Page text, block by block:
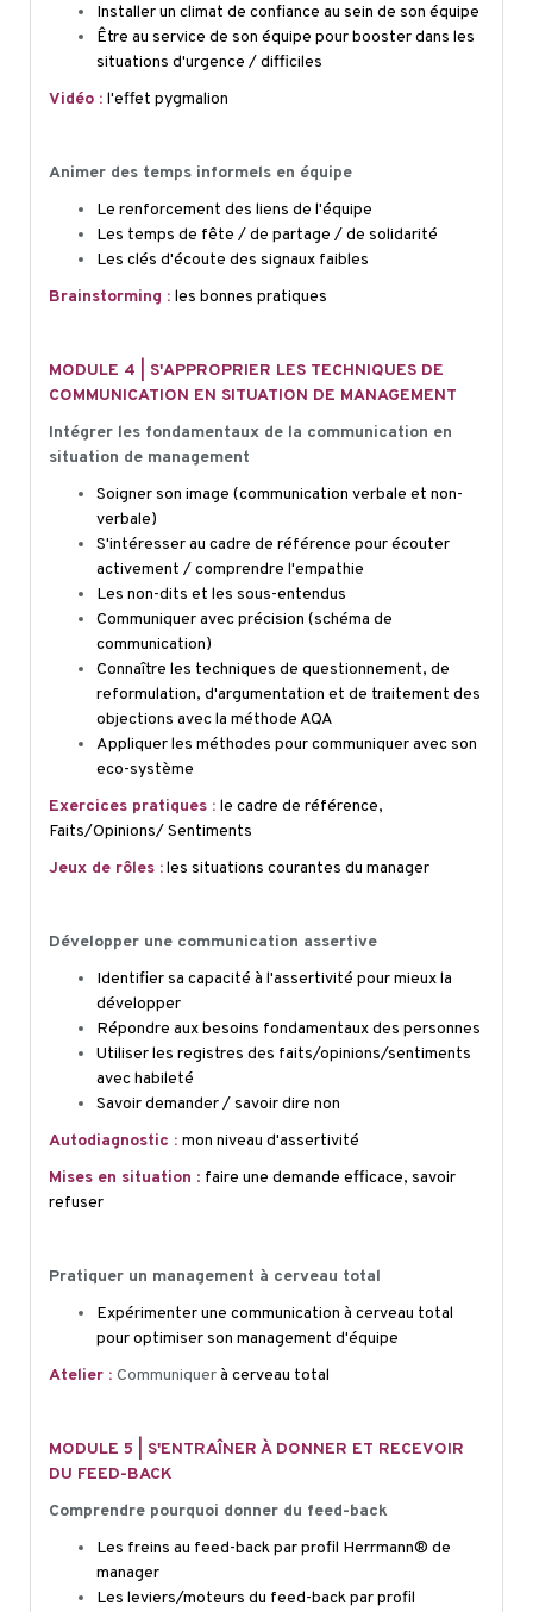
Installer un climat de confiance au sein de son équipe
Être au service de son équipe pour booster dans les
situations d'urgence / difficiles
Vidéo : l'effet pygmalion
Animer des temps informels en équipe
Le renforcement des liens de l'équipe
Les temps de fête / de partage / de solidarité
Les clés d'écoute des signaux faibles
Brainstorming : les bonnes pratiques
MODULE 4 | S'APPROPRIER LES TECHNIQUES DE
COMMUNICATION EN SITUATION DE MANAGEMENT
Intégrer les fondamentaux de la communication en
situation de management
Soigner son image (communication verbale et non-
verbale)
S'intéresser au cadre de référence pour écouter
activement / comprendre l'empathie
Les non-dits et les sous-entendus
Communiquer avec précision (schéma de
communication)
Connaître les techniques de questionnement, de
reformulation, d'argumentation et de traitement des
objections avec la méthode AQA
Appliquer les méthodes pour communiquer avec son
eco-système
Exercices pratiques : le cadre de référence,
Faits/Opinions/ Sentiments
Jeux de rôles :les situations courantes du manager
Développer une communication assertive
Identifier sa capacité à l'assertivité pour mieux la
développer
Répondre aux besoins fondamentaux des personnes
Utiliser les registres des faits/opinions/sentiments
avec habileté
Savoir demander / savoir dire non
Autodiagnostic : mon niveau d'assertivité
Mises en situation : faire une demande efficace, savoir
refuser
Pratiquer un management à cerveau total
Expérimenter une communication à cerveau total
pour optimiser son management d'équipe
Atelier : Communiquerà cerveau total
MODULE 5 | S'ENTRAÎNER À DONNER ET RECEVOIR
DU FEED-BACK
Comprendre pourquoi donner du feed-back
Les freins au feed-back par profil Herrmann® de
manager
Les leviers/moteurs du feed-back par profil